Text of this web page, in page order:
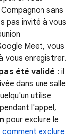
sans
pas invité à vous
Meet, vous
vous enregistrer.
été validé : il
dans une salle
utilise
l'appel,
pour exclure le
exclure